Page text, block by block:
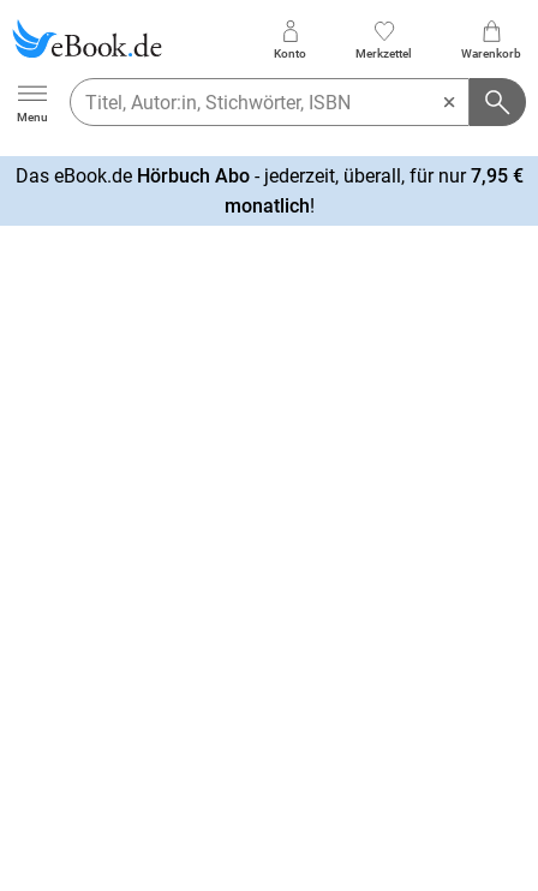
Ebook.de
Menu
Konto Merkzettel Warenkorb
Das eBook.de Hörbuch Abo- jederzeit, überall, für nur7,95 €
monatlich!